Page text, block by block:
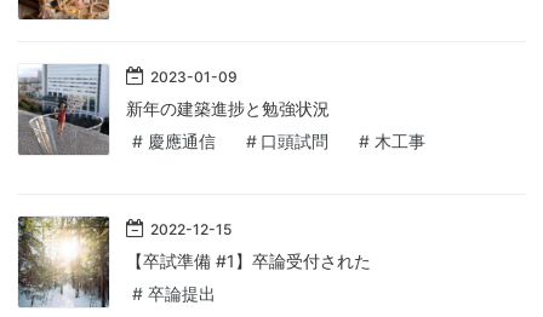
2023-01-09
新年の建築進捗と勉強状況
# 慶應通信 # 口頭試問 # 木工事
2022-12-15
【卒試準備 #1】卒論受付された
# 卒論提出